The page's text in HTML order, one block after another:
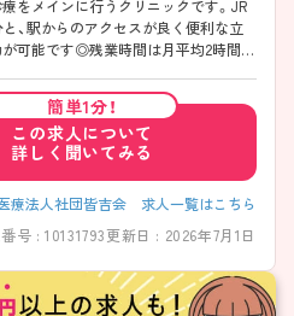
をメインに行うクリニックです。JR
、駅からのアクセスが良く便利な立
可能です◎残業時間は月平均2時間と
薬剤師・看護師・事務職員と多職種の
で、分からないことは相談しやすい
訪問」と、少し業務に抵抗がある方
設になるので、安心して訪問診療に挑
の方はお気軽にお問い合わせくださ
簡単1分！
この求人について
詳しく聞いてみる
療法人社団皆吉会 求人一覧はこちら
号 : 10131793更新日 : 2026年7月1日